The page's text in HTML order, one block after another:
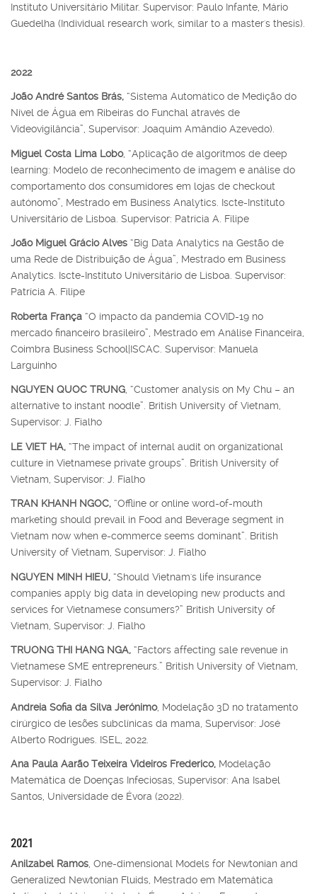
Instituto Universitário Militar. Supervisor: Paulo Infante, Mário
Guedelha (Individual research work, similar to a master's thesis).
2022
João André Santos Brás, “Sistema Automático de Medição do
Nível de Água em Ribeiras do Funchal através de
Videovigilância”, Supervisor: Joaquim Amândio Azevedo).
Miguel Costa Lima Lobo, “Aplicação de algoritmos de deep
learning: Modelo de reconhecimento de imagem e análise do
comportamento dos consumidores em lojas de checkout
autónomo”, Mestrado em Business Analytics. Iscte-Instituto
Universitário de Lisboa. Supervisor: Patrícia A. Filipe
João Miguel Grácio Alves “Big Data Analytics na Gestão de
uma Rede de Distribuição de Água”, Mestrado em Business
Analytics. Iscte-Instituto Universitário de Lisboa. Supervisor:
Patrícia A. Filipe
Roberta França “O impacto da pandemia COVID-19 no
mercado financeiro brasileiro”, Mestrado em Análise Financeira,
Coimbra Business School|ISCAC. Supervisor: Manuela
Larguinho
NGUYEN QUOC TRUNG , “Customer analysis on My Chu – an
alternative to instant noodle”. British University of Vietnam,
Supervisor: J. Fialho
LE VIET HA, “The impact of internal audit on organizational
culture in Vietnamese private groups”. British University of
Vietnam, Supervisor: J. Fialho
TRAN KHANH NGOC, “Offline or online word-of-mouth
marketing should prevail in Food and Beverage segment in
Vietnam now when e-commerce seems dominant”. British
University of Vietnam, Supervisor: J. Fialho
NGUYEN MINH HIEU, “Should Vietnam's life insurance
companies apply big data in developing new products and
services for Vietnamese consumers?” British University of
Vietnam, Supervisor: J. Fialho
TRUONG THI HANG NGA, “Factors affecting sale revenue in
Vietnamese SME entrepreneurs.” British University of Vietnam,
Supervisor: J. Fialho
Andreia Sofia da Silva Jerónimo, Modelação 3D no tratamento
cirúrgico de lesões subclínicas da mama, Supervisor: José
Alberto Rodrigues. ISEL, 2022.
Ana Paula Aarão Teixeira Videiros Frederico, Modelação
Matemática de Doenças Infeciosas, Supervisor: Ana Isabel
Santos, Universidade de Évora (2022).
2021
Anilzabel Ramos, One-dimensional Models for Newtonian and
Generalized Newtonian Fluids, Mestrado em Matemática